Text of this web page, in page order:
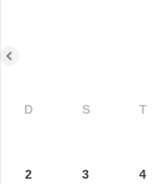
D S T
2
3 4